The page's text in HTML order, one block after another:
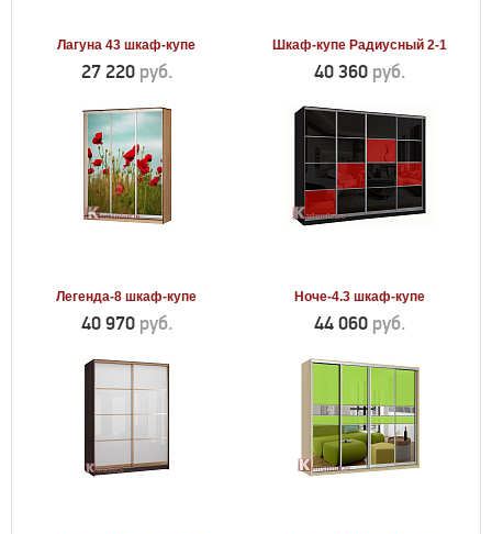
Лагуна 43 шкаф-купе
27 220 руб.
Шкаф-купе Радиусный 2-1
40 360 руб.
Легенда-8 шкаф-купе
40 970 руб.
Ноче-4.3 шкаф-купе
44 060 руб.